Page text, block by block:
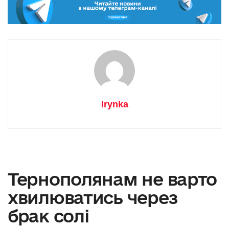
Irynka
Тернополянам не варто
хвилюватись через
брак солі